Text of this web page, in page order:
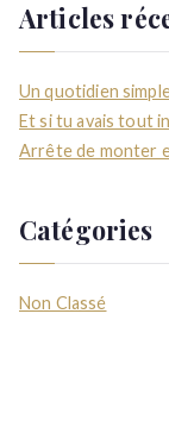
Articles
Un quotidien
Et si tu avais tout
Arrête de monter
Catégories
Non Classé